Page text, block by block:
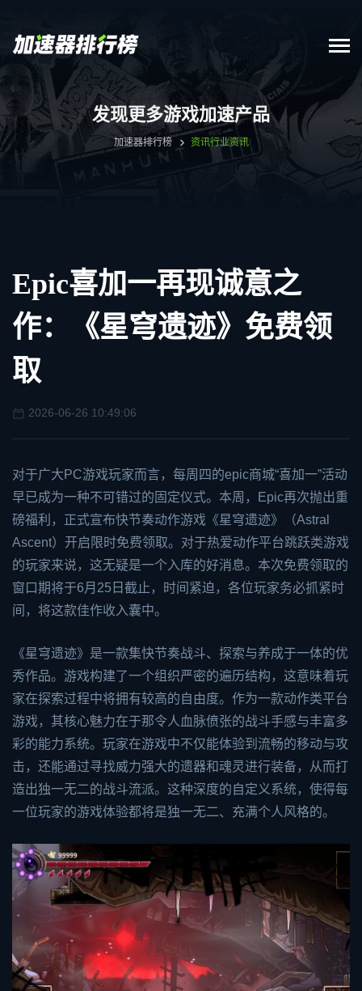
发现更多游戏加速产品
加速器排行榜 资讯行业资讯
Epic喜加一再现诚意之
作：《星穹遗迹》免费领
取
2026-06-26 10:49:06
对于广大PC游戏玩家而言，每周四的epic商城“喜加一”活动
早已成为一种不可错过的固定仪式。本周，Epic再次抛出重
磅福利，正式宣布快节奏动作游戏《星穹遗迹》（Astral
Ascent）开启限时免费领取。对于热爱动作平台跳跃类游戏
的玩家来说，这无疑是一个入库的好消息。本次免费领取的
窗口期将于6月25日截止，时间紧迫，各位玩家务必抓紧时
间，将这款佳作收入囊中。
《星穹遗迹》是一款集快节奏战斗、探索与养成于一体的优
秀作品。游戏构建了一个组织严密的遍历结构，这意味着玩
家在探索过程中将拥有较高的自由度。作为一款动作类平台
游戏，其核心魅力在于那令人血脉偾张的战斗手感与丰富多
彩的能力系统。玩家在游戏中不仅能体验到流畅的移动与攻
击，还能通过寻找威力强大的遗器和魂灵进行装备，从而打
造出独一无二的战斗流派。这种深度的自定义系统，使得每
一位玩家的游戏体验都将是独一无二、充满个人风格的。